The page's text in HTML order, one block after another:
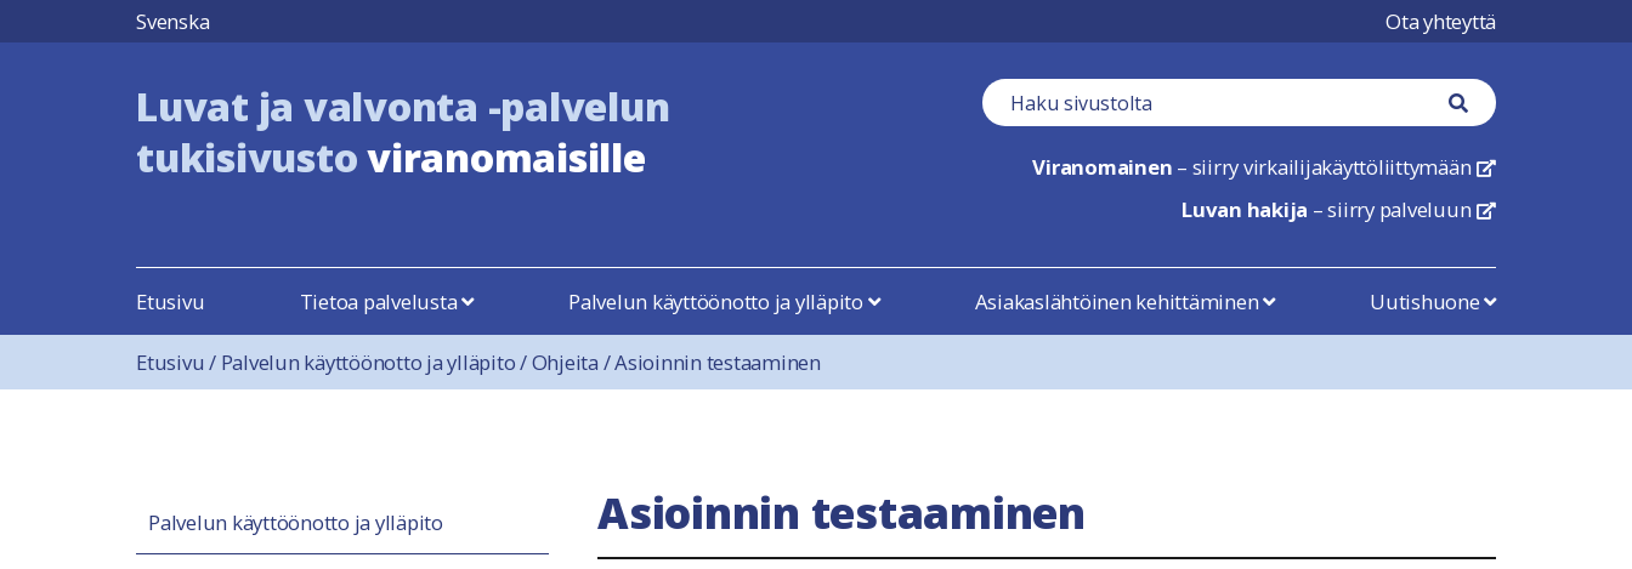
Hyppää sisältöönSvenska Ota yhteyttä
Luvat ja valvonta -palvelun
tukisivustoviranomaisille
Haku kenttä
Haku nappi
Viranomainen – siirry virkailijakäyttöliittymään linkki avautuu
Luvan hakija – siirry palveluun linkki avautuu
Etusivu Tietoa palvelusta Palvelun käyttöönotto ja ylläpito Asiakaslähtöinen kehittäminen Uutishuone
Etusivu / Palvelun käyttöönotto ja ylläpito/Ohjeita /Asioinnin testaaminen
Palvelun käyttöönotto ja ylläpito Asioinnin testaaminen